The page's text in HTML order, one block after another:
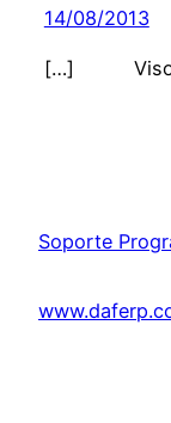
14/08/2013
[…] Visor
Soporte